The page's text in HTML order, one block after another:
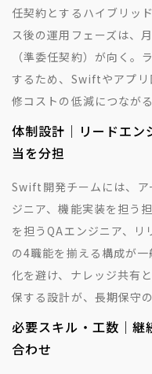
任契約とするハイブリッ
ス後の運用フェーズは、
（準委任契約）が向く。
するため、Swiftやアプリ
修コストの低減につながる
体制設計｜リードエン
当を分担
Swift開発チームには、ア
ジニア、機能実装を担う
を担うQAエンジニア、リ
の4職能を揃える構成が
化を避け、ナレッジ共有
保する設計が、長期保守
必要スキル・工数｜
合わせ